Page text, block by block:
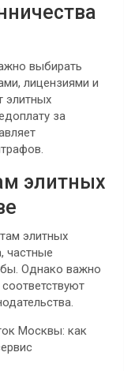
выбирать
лицензиями и
элитных
за
элитных
элитных
частные
Однако важно